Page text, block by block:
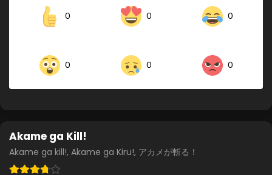
0 0 0
0 0 0
Akame ga Kill!
Akame ga kill!, Akame ga Kiru!, アカメが斬る！